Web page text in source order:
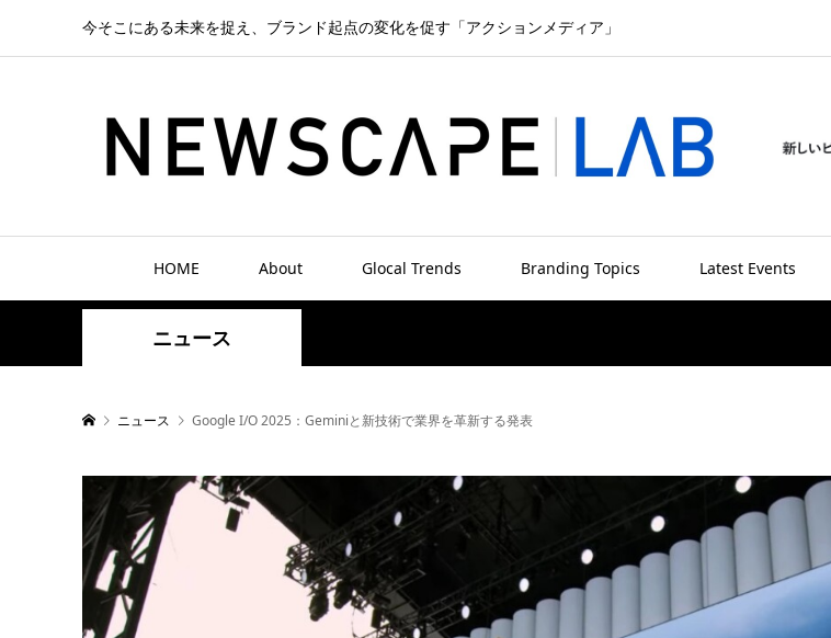
今そこにある未来を捉え、ブランド起点の変化を促す「アクションメディア」
HOME About Glocal Trends Branding Topics Latest Events
ニュース
ニュース Google I/O 2025：Geminiと新技術で業界を革新する発表